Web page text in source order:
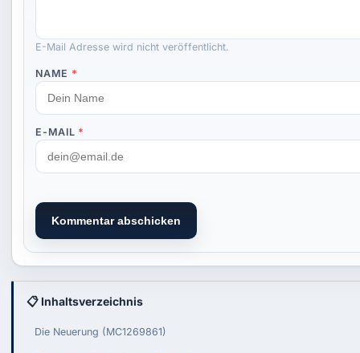
E-Mail Adresse wird nicht veröffentlicht.
NAME *
E-MAIL *
Kommentar abschicken
📋 Inhaltsverzeichnis
Die Neuerung (MC1269861)